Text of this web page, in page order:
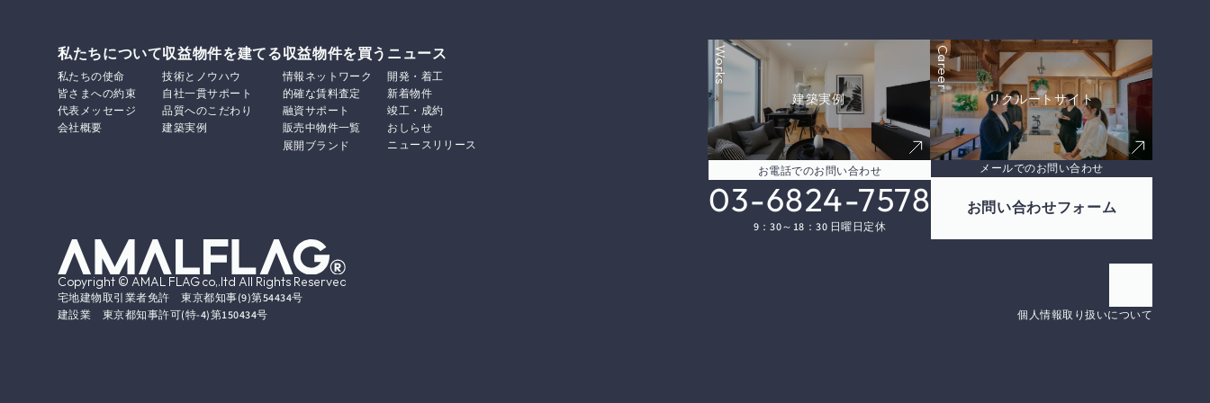
私たちについて
私たちの使命
皆さまへの約束
代表メッセージ
会社概要
収益物件を建てる
技術とノウハウ
自社一貫サポート
品質へのこだわり
建築実例
収益物件を買う
情報ネットワーク
的確な賃料査定
融資サポート
販売中物件一覧
展開ブランド
ニュース
開発・着工
新着物件
竣工・成約
おしらせ
ニュースリリース
Works
建築実例
Career
リクルートサイト
お電話でのお問い合わせ
03-6824-7578
9：30～18：30 日曜日定休
メールでのお問い合わせ
お問い合わせフォーム
Copyright © AMAL FLAG co,.ltd All Rights Reserved.
宅地建物取引業者免許　東京都知事(9)第54434号
建設業　東京都知事許可(特-4)第150434号
個人情報取り扱いについて